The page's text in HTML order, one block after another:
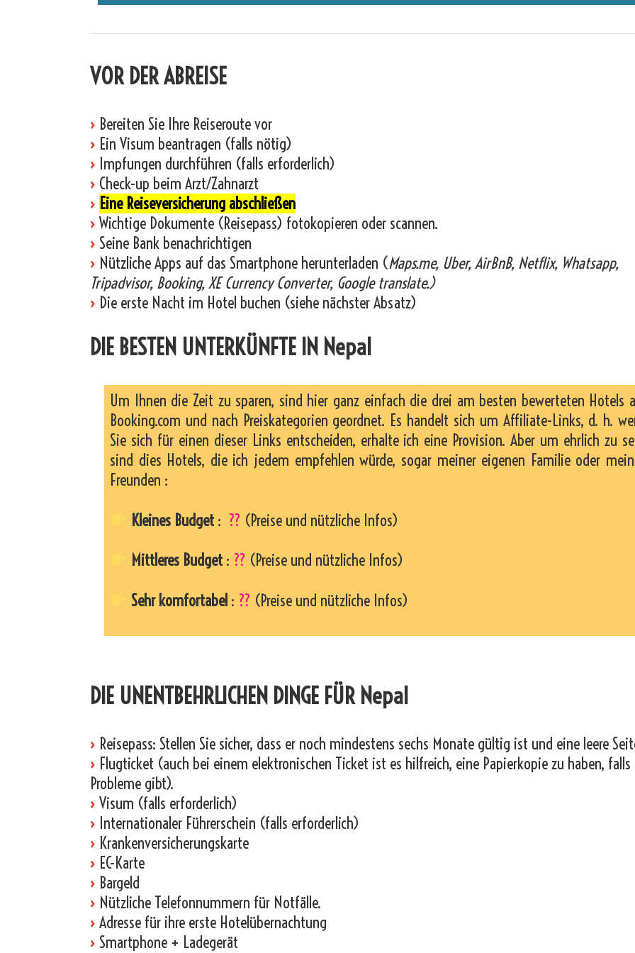
VOR DER ABREISE
› Bereiten Sie Ihre Reiseroute vor
› Ein Visum beantragen (falls nötig)
› Impfungen durchführen (falls erforderlich)
› Check-up beim Arzt/Zahnarzt
› Eine Reiseversicherung abschließen
› Wichtige Dokumente (Reisepass) fotokopieren oder scannen.
› Seine Bank benachrichtigen
› Nützliche Apps auf das Smartphone herunterladen (Maps.me, Uber, AirBnB, Netflix, Whatsapp,
Tripadvisor, Booking, XE Currency Converter, Google translate.)
› Die erste Nacht im Hotel buchen (siehe nächster Absatz)
DIE BESTEN UNTERKÜNFTE IN Nepal
Um Ihnen die Zeit zu sparen, sind hier ganz einfach die drei am besten bewerteten Hotels
Booking.com und nach Preiskategorien geordnet. Es handelt sich um Affiliate-Links, d. h.
Sie sich für einen dieser Links entscheiden, erhalte ich eine Provision. Aber um ehrlich zu
sind dies Hotels, die ich jedem empfehlen würde, sogar meiner eigenen Familie oder
Freunden :
Kleines Budget : ?? (Preise und nützliche Infos)
Mittleres Budget : ?? (Preise und nützliche Infos)
Sehr komfortabel : ?? (Preise und nützliche Infos)
DIE UNENTBEHRLICHEN DINGE FÜR Nepal
› Reisepass: Stellen Sie sicher, dass er noch mindestens sechs Monate gültig ist und eine leere
› Flugticket (auch bei einem elektronischen Ticket ist es hilfreich, eine Papierkopie zu haben, falls
Probleme gibt).
› Visum (falls erforderlich)
› Internationaler Führerschein (falls erforderlich)
› Krankenversicherungskarte
› EC-Karte
› Bargeld
› Nützliche Telefonnummern für Notfälle.
› Adresse für ihre erste Hotelübernachtung
› Smartphone + Ladegerät